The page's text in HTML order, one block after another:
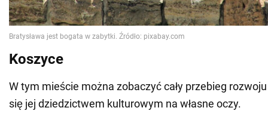
Koszyce
W tym mieście można zobaczyć cały przebieg
się jej dziedzictwem kulturowym na własne oczy.